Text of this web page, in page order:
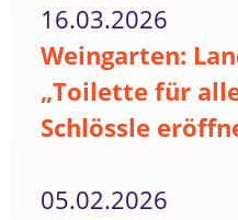
16.03.2026
Weingarten:
„Toilette für
Schlössle
05.02.2026